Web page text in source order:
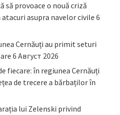
să provoace o nouă criză
asupra navelor civile 6
Cernăuți au primit seturi
6 Август 2026
fiecare: în regiunea Cernăuți
de trecere a bărbaților în
lui Zelenski privind